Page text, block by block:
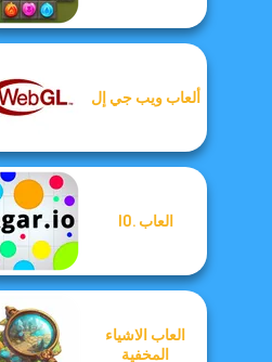
ألعاب ويب جي إل
العاب .IO
العاب الاشياء
المخفية